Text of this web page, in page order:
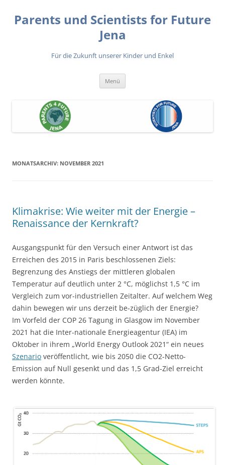
springen
Parents und Scientists for Future
Jena
Für die Zukunft unserer Kinder und Enkel
Menü
MONATSARCHIV: NOVEMBER 2021
Klimakrise: Wie weiter mit der Energie –
Renaissance der Kernkraft?
Ausgangspunkt für den Versuch einer Antwort ist das
Erreichen des 2015 in Paris beschlossenen Ziels:
Begrenzung des Anstiegs der mittleren globalen
Temperatur auf deutlich unter 2 °C, möglichst 1,5 °C im
Vergleich zum vor-industriellen Zeitalter. Auf welchem Weg
dahin bewegen wir uns derzeit be-züglich der Energie?
Im Vorfeld der COP 26 Tagung in Glasgow im November
2021 hat die Inter-nationale Energieagentur (IEA) im
Oktober in ihrem „World Energy Outlook 2021“ ein neues
Szenario veröffentlicht, wie bis 2050 die CO2-Netto-
Emission auf Null gesenkt und das 1,5 Grad-Ziel erreicht
werden könnte.